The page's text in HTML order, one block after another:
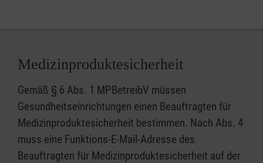
Medizinproduktesicherheit
Gemäß § 6 Abs. 1 MPBetreibV müssen
Gesundheitseinrichtungen einen Beauftragten für
Medizinproduktesicherheit bestimmen. Nach Abs. 4
muss eine Funktions-E-Mail-Adresse des
Beauftragten für Medizinproduktesicherheit auf der